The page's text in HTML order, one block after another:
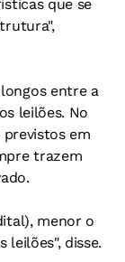
que se
entre a
leilões. No
em
trazem
menor o
leilões", disse.